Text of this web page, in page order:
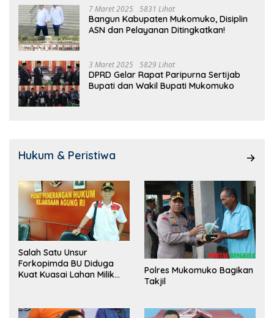
7 Maret 2025 5831 Lihat
Bangun Kabupaten Mukomuko, Disiplin
ASN dan Pelayanan Ditingkatkan!
3 Maret 2025 5829 Lihat
DPRD Gelar Rapat Paripurna Sertijab
Bupati dan Wakil Bupati Mukomuko
Hukum & Peristiwa
Salah Satu Unsur
Forkopimda BU Diduga
Kuat Kuasai Lahan Milik
Polres Mukomuko Bagikan
Takjil